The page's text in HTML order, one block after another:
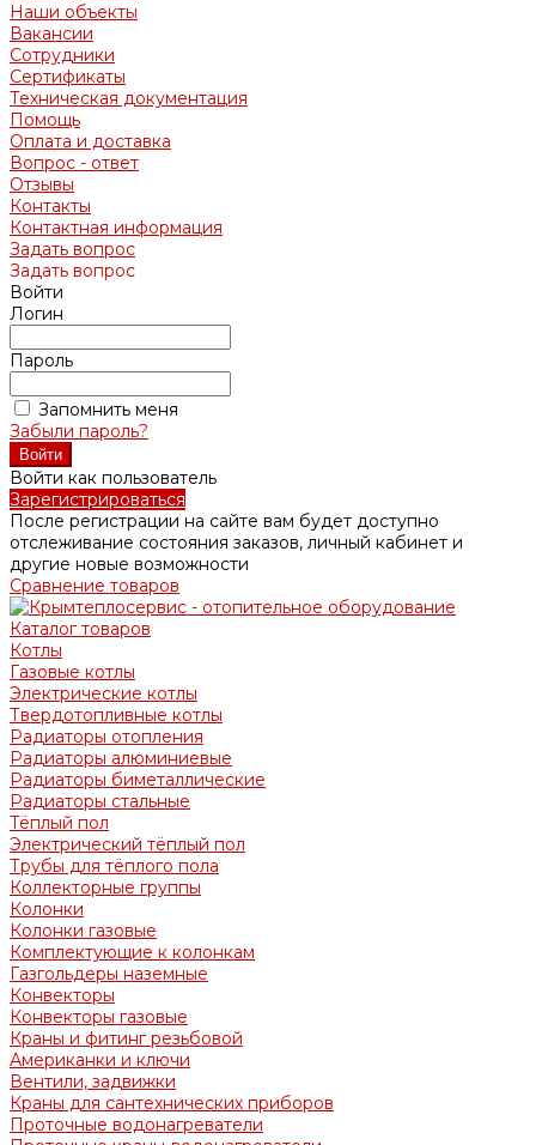
Наши объекты
Вакансии
Сотрудники
Сертификаты
Техническая документация
Помощь
Оплата и доставка
Вопрос - ответ
Отзывы
Контакты
Контактная информация
Задать вопрос
Задать вопрос
Войти
Логин
Пароль
Запомнить меня
Забыли пароль?
Войти как пользователь
Зарегистрироваться
После регистрации на сайте вам будет доступно
отслеживание состояния заказов, личный кабинет и
другие новые возможности
Сравнение товаров
Каталог товаров
Котлы
Газовые котлы
Электрические котлы
Твердотопливные котлы
Радиаторы отопления
Радиаторы алюминиевые
Радиаторы биметаллические
Радиаторы стальные
Тёплый пол
Электрический тёплый пол
Трубы для тёплого пола
Коллекторные группы
Колонки
Колонки газовые
Комплектующие к колонкам
Газгольдеры наземные
Конвекторы
Конвекторы газовые
Краны и фитинг резьбовой
Американки и ключи
Вентили, задвижки
Краны для сантехнических приборов
Проточные водонагреватели